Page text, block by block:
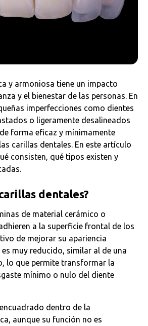
y armoniosa tiene un impacto
y el bienestar de las personas. En
imperfecciones como dientes
o ligeramente desalineados
forma eficaz y mínimamente
carillas dentales. En este artículo
consisten, qué tipos existen y
dentales?
de material cerámico o
a la superficie frontal de los
de mejorar su apariencia
muy reducido, similar al de una
lo que permite transformar la
mínimo o nulo del diente
dentro de la
aunque su función no es